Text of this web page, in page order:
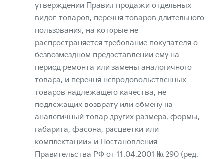
утверждении Правил продажи отдельных
видов товаров, перечня товаров длительного
пользования, на которые не
распространяется требование покупателя о
безвозмездном предоставлении ему на
период ремонта или замены аналогичного
товара, и перечня непродовольственных
товаров надлежащего качества, не
подлежащих возврату или обмену на
аналогичный товар других размера, формы,
габарита, фасона, расцветки или
комплектации» и Постановления
Правительства РФ от 11.04.2001 № 290 (ред.